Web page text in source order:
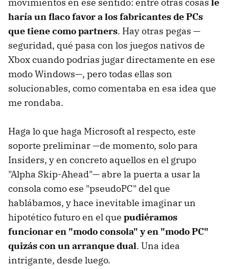
haría un flaco favor a los fabricantes de PCs
que tiene como partners. Hay otras pegas —
seguridad, qué pasa con los juegos nativos de
Xbox cuando podrías jugar directamente en ese
modo Windows—, pero todas ellas son
solucionables, como comentaba en esa idea que
me rondaba.
Haga lo que haga Microsoft al respecto, este
soporte preliminar —de momento, solo para
Insiders, y en concreto aquellos en el grupo
"Alpha Skip-Ahead"— abre la puerta a usar la
consola como ese "pseudoPC" del que
hablábamos, y hace inevitable imaginar un
hipotético futuro en el que pudiéramos
funcionar en "modo consola" y en "modo PC"
quizás con un arranque dual. Una idea
intrigante, desde luego.